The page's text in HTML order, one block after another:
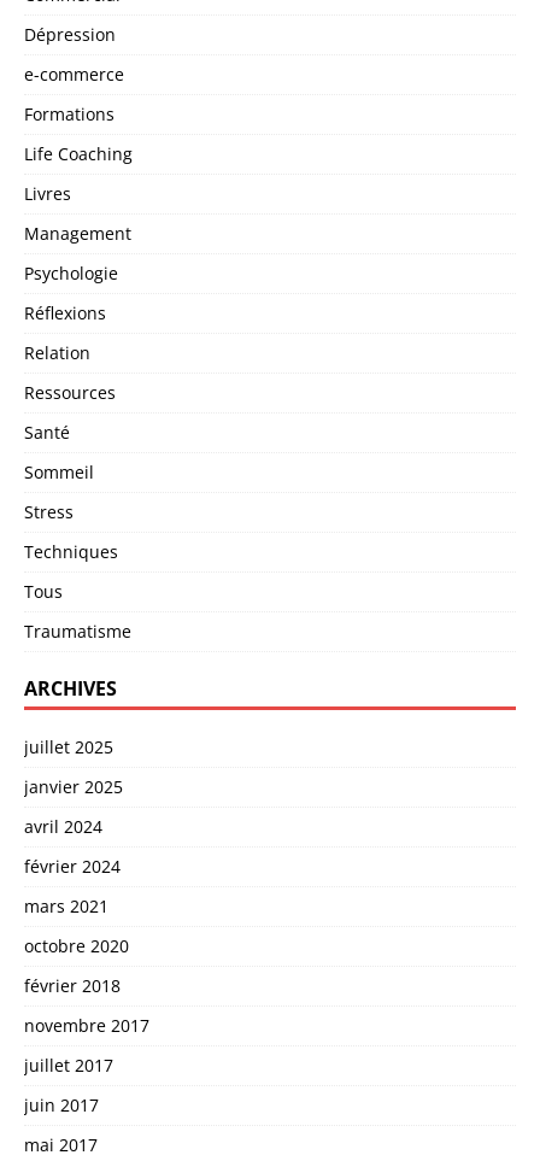
Dépression
e-commerce
Formations
Life Coaching
Livres
Management
Psychologie
Réflexions
Relation
Ressources
Santé
Sommeil
Stress
Techniques
Tous
Traumatisme
ARCHIVES
juillet 2025
janvier 2025
avril 2024
février 2024
mars 2021
octobre 2020
février 2018
novembre 2017
juillet 2017
juin 2017
mai 2017